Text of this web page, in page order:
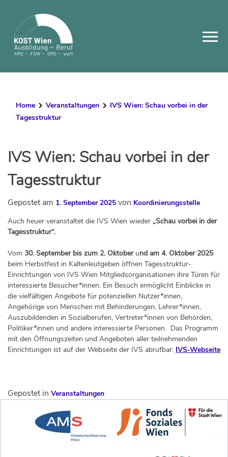
content
Home Veranstaltungen
IVS Wien: Schau vorbei in der
Tagesstruktur
IVS Wien: Schau vorbei in der
Tagesstruktur
Gepostet am 1. September 2025 von Koordinierungsstelle
Auch heuer veranstaltet die IVS Wien wieder „Schau vorbei in der
Tagesstruktur“.
Vom 30. September bis zum 2. Oktoberund am 4. Oktober 2025
beim Herbstfest in Kaltenleutgeben öffnen Tagesstruktur-
Einrichtungen von IVS Wien Mitgliedsorganisationen ihre Türen für
interessierte Besucher*innen. Ein Besuch ermöglicht Einblicke in
die vielfältigen Angebote für potenziellen Nutzer*innen,
Angehörige von Menschen mit Behinderungen, Lehrer*innen,
Auszubildenden in Sozialberufen, Vertreter*innen von Behörden,
Politiker*innen und andere interessierte Personen. Das Programm
mit den Öffnungszeiten und Angeboten aller teilnehmenden
Einrichtungen ist auf der Webseite der IVS abrufbar: IVS-Webseite
Gepostet in Veranstaltungen